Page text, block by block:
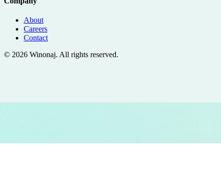
About
Careers
Contact
© 2026 Winonaj. All rights reserved.